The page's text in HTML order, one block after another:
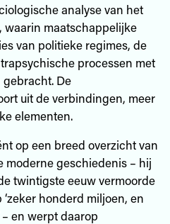
analyse van het
waarin maatschappelijke
van politieke regimes, de
processen met
De
uit de verbindingen, meer
elementen.
op een breed overzicht van
moderne geschiedenis – hij
twintigste eeuw vermoorde
honderd miljoen, en
en werpt daarop